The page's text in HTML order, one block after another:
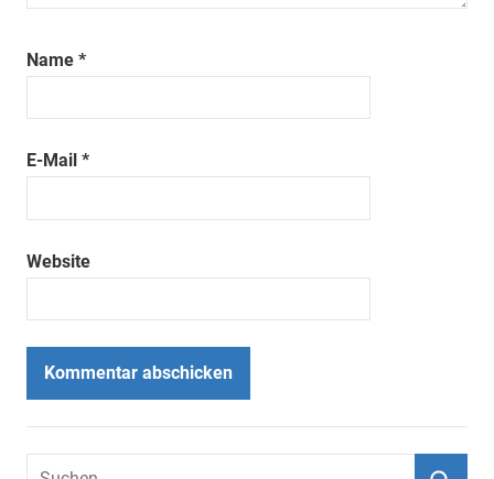
Name *
E-Mail *
Website
Suchen